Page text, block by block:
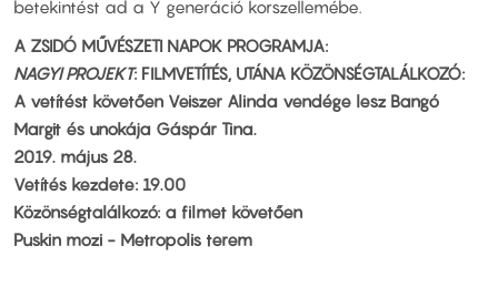
betekintést ad a Y generáció korszellemébe.
A ZSIDÓ MŰVÉSZETI NAPOK PROGRAMJA:
NAGYI PROJEKT: FILMVETÍTÉS, UTÁNA KÖZÖNSÉGTALÁLKOZÓ:
A vetítést követően Veiszer Alinda vendége lesz Bangó
Margit és unokája Gáspár Tina.
2019. május 28.
Vetítés kezdete: 19.00
Közönségtalálkozó: a filmet követően
Puskin mozi - Metropolis terem